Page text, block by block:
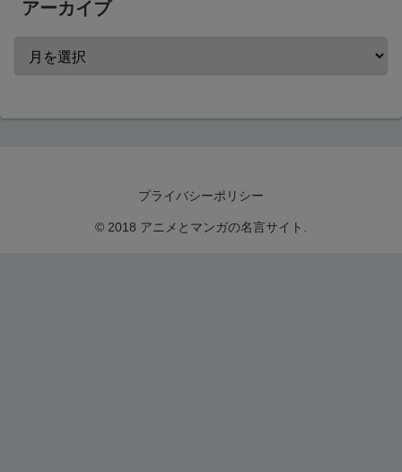
アーカイブ
プライバシーポリシー
© 2018 アニメとマンガの名言サイト.